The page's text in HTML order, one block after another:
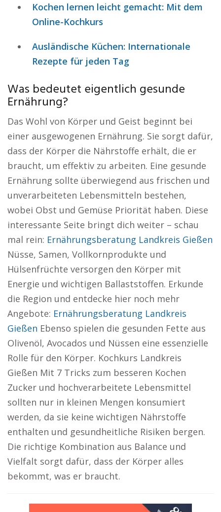
Kochen lernen leicht gemacht: Mit dem
Online-Kochkurs
Ausländische Küchen: Internationale
Rezepte für jeden Tag
Was bedeutet eigentlich gesunde
Ernährung?
Das Wohl von Körper und Geist beginnt bei
einer ausgewogenen Ernährung. Sie sorgt dafür,
dass der Körper die Nährstoffe erhält, die er
braucht, um effektiv zu arbeiten. Eine gesunde
Ernährung sollte überwiegend aus frischen und
unverarbeiteten Lebensmitteln bestehen,
wobei Obst und Gemüse Priorität haben. Diese
interessante Seite bringt dich weiter – schau
mal rein: Ernährungsberatung Landkreis Gießen
Nüsse, Samen, Vollkornprodukte und
Hülsenfrüchte versorgen den Körper mit
Energie und wichtigen Ballaststoffen. Erkunde
die Region und entdecke hier noch mehr
Angebote: Ernährungsberatung Landkreis
Gießen Ebenso spielen die gesunden Fette aus
Olivenöl, Avocados und Nüssen eine essenzielle
Rolle für den Körper. Kochkurs Landkreis
Gießen Mit 7 Tricks zum besseren Kochen
Zucker und hochverarbeitete Lebensmittel
sollten nur in kleinen Mengen konsumiert
werden, da sie keine wichtigen Nährstoffe
enthalten und gesundheitliche Risiken bergen.
Die richtige Kombination aus Balance und
Vielfalt sorgt dafür, dass der Körper alles
bekommt, was er braucht.